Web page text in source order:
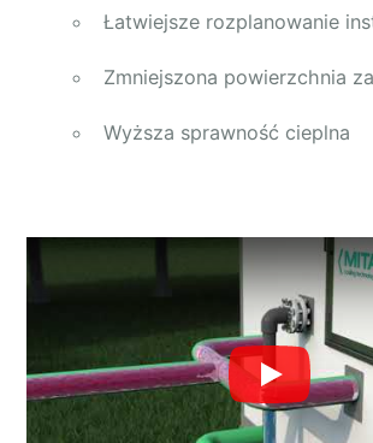
Łatwiejsze rozplanowanie
Zmniejszona powierzchnia
Wyższa sprawność cieplna
Play